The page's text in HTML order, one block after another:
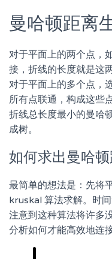
曼哈顿距离
对于平面上的两个点，
接，折线的长度就是这
对于平面上的多个点，
所有点联通，构成这些
折线总长度最小的曼哈
成树。
如何求出曼哈
最简单的想法是：先将
kruskal 算法求解。时
注意到这种算法将许多
分析如何才能高效地连